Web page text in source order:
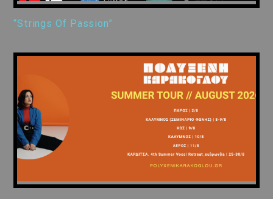
“Strings Of Passion”